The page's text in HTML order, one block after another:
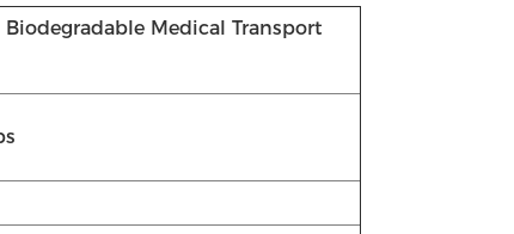
Medical Transport